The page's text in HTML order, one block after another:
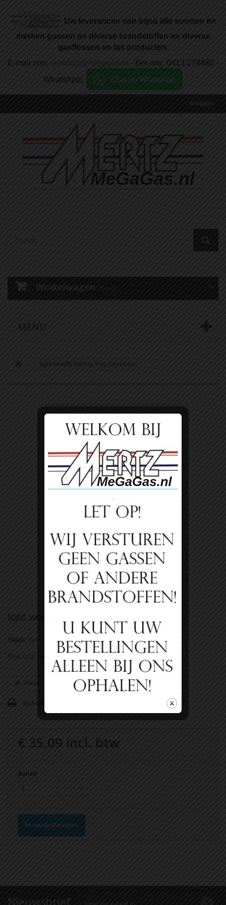
Uw leverancier van bijna alle soorten en
merken gassen en diverse brandstoffen en diverse
gasflessen en las producten.
E-mail ons: verkoop@megagas.nl - Bel ons: 0413 274486 -
WhatsApp:
Inloggen
Winkelwagen
MENU
light weight Vulling 5 kg merkloos
light weight Vulling 5 kg merkloos
Staat: Nieuw product
Prijs voor de merkloze lichtgewicht/light weight 5 kg vulling!
Tweet Delen Google+ Pinterest
Afdrukken
€ 35,09 incl. btw
Aantal
In winkelwagen
Nieuwsbrief